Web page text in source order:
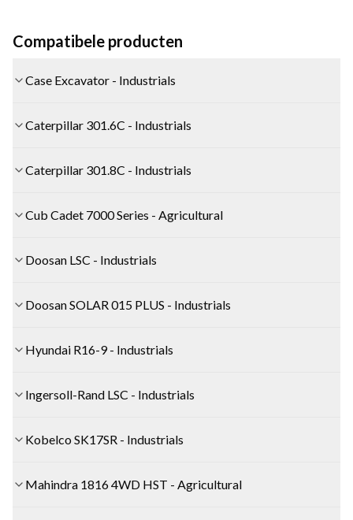
Compatibele producten
Case Excavator - Industrials
Caterpillar 301.6C - Industrials
Caterpillar 301.8C - Industrials
Cub Cadet 7000 Series - Agricultural
Doosan LSC - Industrials
Doosan SOLAR 015 PLUS - Industrials
Hyundai R16-9 - Industrials
Ingersoll-Rand LSC - Industrials
Kobelco SK17SR - Industrials
Mahindra 1816 4WD HST - Agricultural